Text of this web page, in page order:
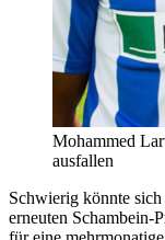
Mohammed
ausfallen
Schwierig könnte
erneuten Schambein-